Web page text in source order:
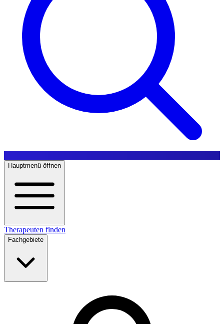
Hauptmenü öffnen
Therapeuten finden
Fachgebiete